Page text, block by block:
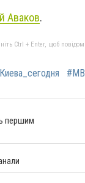
Аваков.
Ctrl + Enter, щоб
першим